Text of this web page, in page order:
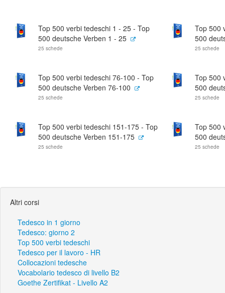
Top 500 verbi tedeschi 1 - 25 - Top
500 deutsche Verben 1 - 25
25 schede
Top 500
500
25 schede
Top 500 verbi tedeschi 76-100 - Top
500 deutsche Verben 76-100
25 schede
Top 500
500
25 schede
Top 500 verbi tedeschi 151-175 - Top
500 deutsche Verben 151-175
25 schede
Top 500
500
25 schede
Altri corsi
Tedesco in 1 giorno
Tedesco: giorno 2
Top 500 verbi tedeschi
Tedesco per il lavoro - HR
Collocazioni tedesche
Vocabolario tedesco di livello B2
Goethe Zertifikat - Livello A2